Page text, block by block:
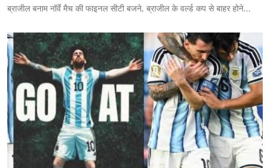
ब्राजील बनाम नॉर्वे मैच की फाइनल सीटी बजने, ब्राजील के वर्ल्ड कप से बाहर होने...